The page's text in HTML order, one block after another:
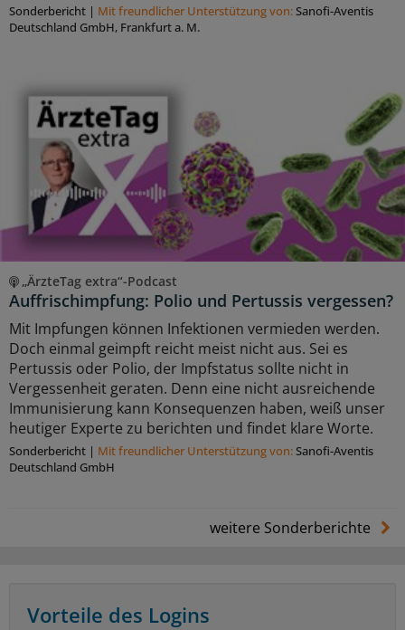
Sonderbericht | Mit freundlicher Unterstützung von:Sanofi-Aventis
Deutschland GmbH, Frankfurt a. M.
„ÄrzteTag extra“-Podcast
Auffrischimpfung: Polio und Pertussis vergessen?
Mit Impfungen können Infektionen vermieden werden.
Doch einmal geimpft reicht meist nicht aus. Sei es
Pertussis oder Polio, der Impfstatus sollte nicht in
Vergessenheit geraten. Denn eine nicht ausreichende
Immunisierung kann Konsequenzen haben, weiß unser
heutiger Experte zu berichten und findet klare Worte.
Sonderbericht | Mit freundlicher Unterstützung von:Sanofi-Aventis
Deutschland GmbH
weitere Sonderberichte
Vorteile des Logins